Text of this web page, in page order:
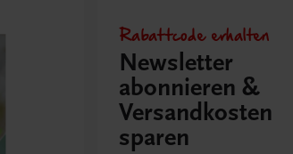
Rabattcode erhalten
Newsletter
abonnieren &
Versandkosten
sparen